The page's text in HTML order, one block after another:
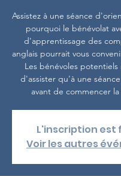
Assistez à une séance
pourquoi le bénévolat
d'apprentissage des
anglais pourrait vous
Les bénévoles
d'assister qu'à une
avant de commencer
L'inscription est
Voir les autres